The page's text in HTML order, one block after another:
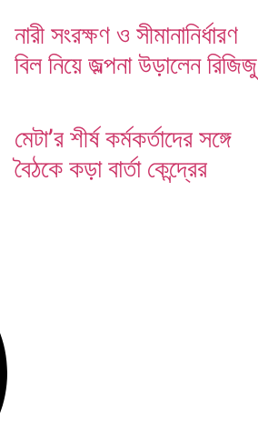
নারী সংরক্ষণ ও সীমানানির্ধারণ
বিল নিয়ে জল্পনা উড়ালেন রিজিজু
মেটা’র শীর্ষ কর্মকর্তাদের সঙ্গে
বৈঠকে কড়া বার্তা কেন্দ্রের